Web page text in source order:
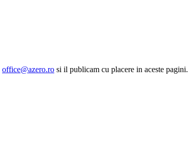
office@azero.ro si il publicam cu placere in aceste pagini.